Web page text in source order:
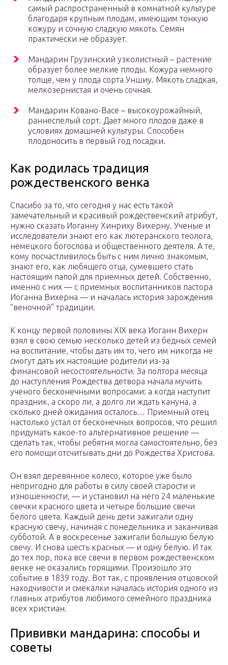
самый распространенный в комнатной культуре
благодаря крупным плодам, имеющим тонкую
кожуру и сочную сладкую мякоть. Семян
практически не образует.
Мандарин Грузинский узколистный – растение
образует более мелкие плоды. Кожура немного
толще, чем у плода сорта Уншиу. Мякоть сладкая,
мелкозернистая и очень сочная.
Мандарин Ковано-Васе – высокоурожайный,
раннеспелый сорт. Дает много плодов даже в
условиях домашней культуры. Способен
плодоносить в первый год посадки.
Как родилась традиция
рождественского венка
Спасибо за то, что сегодня у нас есть такой
замечательный и красивый рождественский атрибут,
нужно сказать Иоганну Хинриху Вихерну. Ученые и
исследователи знают его как лютеранского теолога,
немецкого богослова и общественного деятеля. А те,
кому посчастливилось быть с ним лично знакомым,
знают его, как любящего отца, сумевшего стать
настоящим папой для приемных детей. Собственно,
именно с них — с приемных воспитанников пастора
Иоганна Вихерна — и началась история зарождения
“веночной” традиции.
К концу первой половины XIX века Иоганн Вихерн
взял в свою семью несколько детей из бедных семей
на воспитание, чтобы дать им то, чего им никогда не
смогут дать их настоящие родители из-за
финансовой несостоятельности. За полтора месяца
до наступления Рождества детвора начала мучить
ученого бесконечными вопросами: а когда наступит
праздник, а скоро ли, а долго ли ждать кануна, а
сколько дней ожидания осталось… Приемный отец
настолько устал от бесконечных вопросов, что решил
придумать какое-то альтернативное решение —
сделать так, чтобы ребятня могла самостоятельно, без
его помощи отсчитывать дни до Рождества Христова.
Он взял деревянное колесо, которое уже было
непригодно для работы в силу своей старости и
изношенности, — и установил на него 24 маленькие
свечки красного цвета и четыре большие свечи
белого цвета. Каждый день дети зажигали одну
красную свечу, начиная с понедельника и заканчивая
субботой. А в воскресенье зажигали большую белую
свечу. И снова шесть красных — и одну белую. И так
до тех пор, пока все свечи в первом рождественском
венке не оказались горящими. Произошло это
событие в 1839 году. Вот так, с проявления отцовской
находчивости и смекалки началась история одного из
главных атрибутов любимого семейного праздника
всех христиан.
Прививки мандарина: способы и
советы